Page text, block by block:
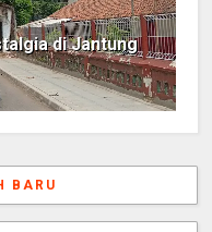
di Jantung
BARU